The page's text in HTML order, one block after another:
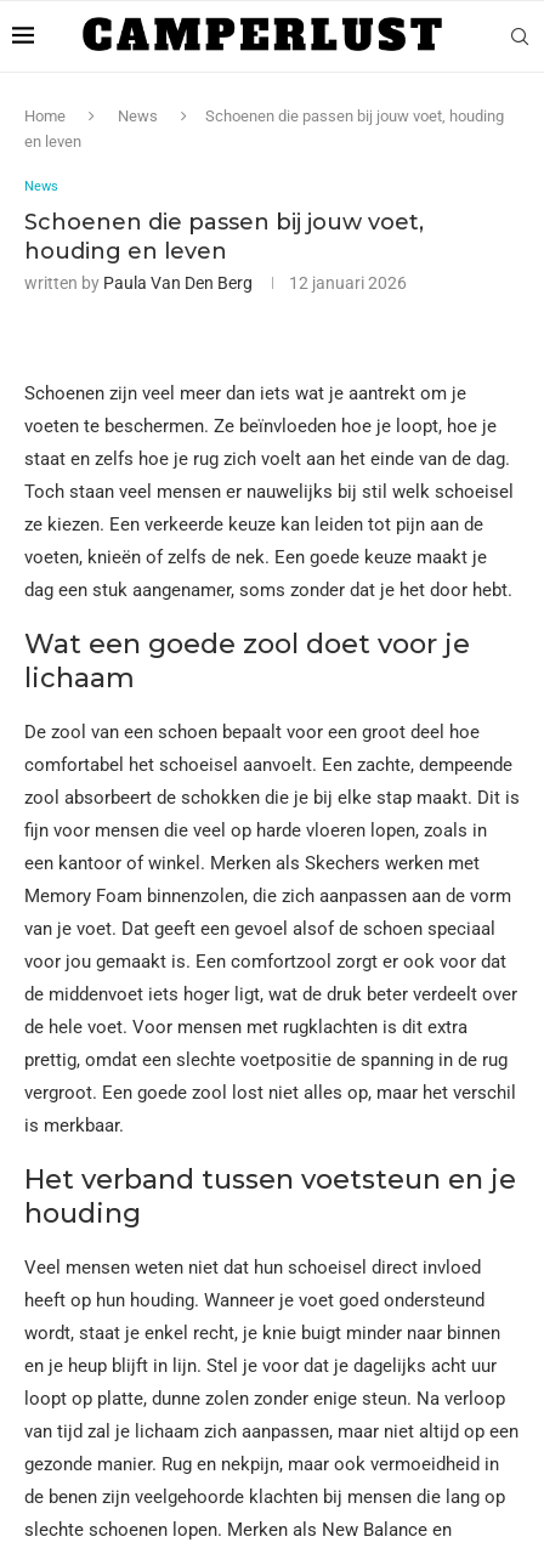
Home News
Schoenen die passen bij jouw voet, houding
en leven
News
Schoenen die passen bij jouw voet,
houding en leven
written by Paula Van Den Berg 12 januari 2026
Schoenen zijn veel meer dan iets wat je aantrekt om je
voeten te beschermen. Ze beïnvloeden hoe je loopt, hoe je
staat en zelfs hoe je rug zich voelt aan het einde van de dag.
Toch staan veel mensen er nauwelijks bij stil welk schoeisel
ze kiezen. Een verkeerde keuze kan leiden tot pijn aan de
voeten, knieën of zelfs de nek. Een goede keuze maakt je
dag een stuk aangenamer, soms zonder dat je het door hebt.
Wat een goede zool doet voor je
lichaam
De zool van een schoen bepaalt voor een groot deel hoe
comfortabel het schoeisel aanvoelt. Een zachte, dempeende
zool absorbeert de schokken die je bij elke stap maakt. Dit is
fijn voor mensen die veel op harde vloeren lopen, zoals in
een kantoor of winkel. Merken als Skechers werken met
Memory Foam binnenzolen, die zich aanpassen aan de vorm
van je voet. Dat geeft een gevoel alsof de schoen speciaal
voor jou gemaakt is. Een comfortzool zorgt er ook voor dat
de middenvoet iets hoger ligt, wat de druk beter verdeelt over
de hele voet. Voor mensen met rugklachten is dit extra
prettig, omdat een slechte voetpositie de spanning in de rug
vergroot. Een goede zool lost niet alles op, maar het verschil
is merkbaar.
Het verband tussen voetsteun en je
houding
Veel mensen weten niet dat hun schoeisel direct invloed
heeft op hun houding. Wanneer je voet goed ondersteund
wordt, staat je enkel recht, je knie buigt minder naar binnen
en je heup blijft in lijn. Stel je voor dat je dagelijks acht uur
loopt op platte, dunne zolen zonder enige steun. Na verloop
van tijd zal je lichaam zich aanpassen, maar niet altijd op een
gezonde manier. Rug en nekpijn, maar ook vermoeidheid in
de benen zijn veelgehoorde klachten bij mensen die lang op
slechte schoenen lopen. Merken als New Balance en